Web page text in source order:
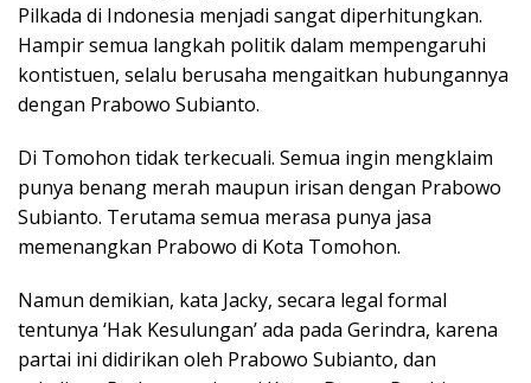
Pilkada di Indonesia menjadi sangat diperhitungkan.
Hampir semua langkah politik dalam mempengaruhi
kontistuen, selalu berusaha mengaitkan hubungannya
dengan Prabowo Subianto.
Di Tomohon tidak terkecuali. Semua ingin mengklaim
punya benang merah maupun irisan dengan Prabowo
Subianto. Terutama semua merasa punya jasa
memenangkan Prabowo di Kota Tomohon.
Namun demikian, kata Jacky, secara legal formal
tentunya ‘Hak Kesulungan’ ada pada Gerindra, karena
partai ini didirikan oleh Prabowo Subianto, dan